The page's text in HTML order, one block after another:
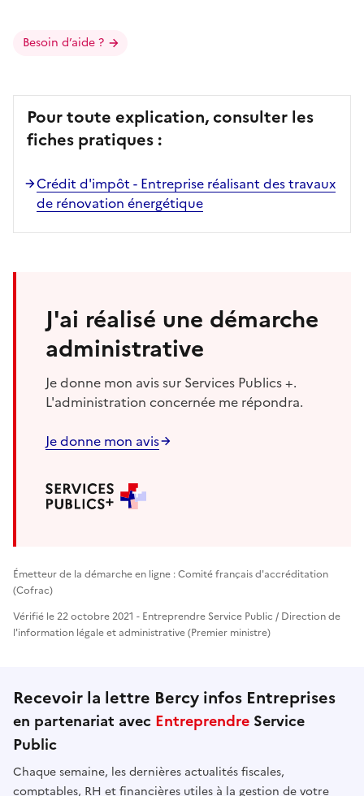
Besoin d’aide ?
Pour toute explication, consulter les
fiches pratiques :
Crédit d'impôt - Entreprise réalisant des travaux
de rénovation énergétique
J'ai réalisé une démarche
administrative
Je donne mon avis sur Services Publics +.
L'administration concernée me répondra.
Je donne mon avis
Émetteur de la démarche en ligne : Comité français d'accréditation
(Cofrac)
Vérifié le 22 octobre 2021 - Entreprendre Service Public / Direction de
l'information légale et administrative (Premier ministre)
Recevoir la lettre Bercy infos Entreprises
en partenariat avec Entreprendre Service
Public
Chaque semaine, les dernières actualités fiscales,
comptables, RH et financières utiles à la gestion de votre